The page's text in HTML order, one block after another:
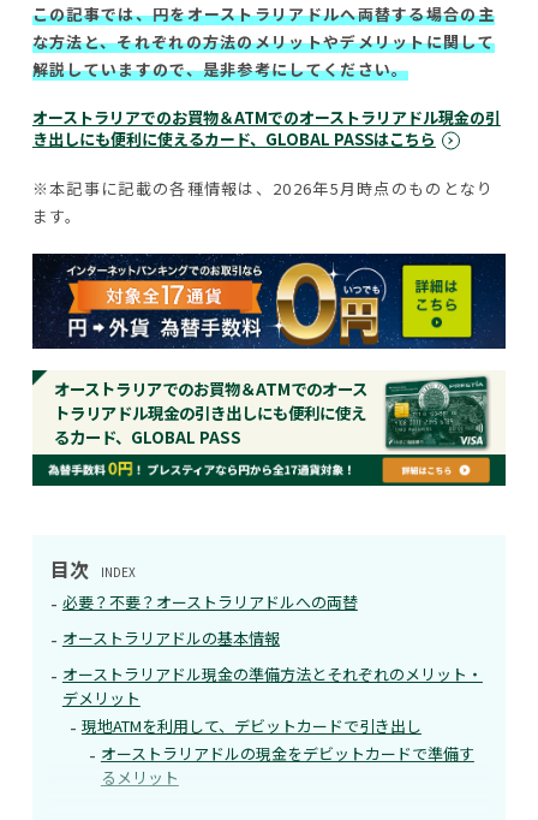
この記事では、円をオーストラリアドルへ両替する場合の主
な方法と、それぞれの方法のメリットやデメリットに関して
解説していますので、是非参考にしてください。
オーストラリアでのお買物＆ATMでのオーストラリアドル現金の引
き出しにも便利に使えるカード、GLOBAL PASSはこちら
※本記事に記載の各種情報は、2026年5月時点のものとなり
ます。
オーストラリアでのお買物＆ATMでのオース
トラリアドル現金の引き出しにも便利に使え
るカード、GLOBAL PASS
目次 INDEX
必要？不要？オーストラリアドルへの両替
オーストラリアドルの基本情報
オーストラリアドル現金の準備方法とそれぞれのメリット・
デメリット
現地ATMを利用して、デビットカードで引き出し
オーストラリアドルの現金をデビットカードで準備す
るメリット